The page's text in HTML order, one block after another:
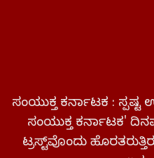
ಸಂಯುಕ್ತ ಕರ್ನಾಟಕ :
ಸಂಯುಕ್ತ ಕರ್ನಾಟಕ'
ಟ್ರಸ್ಟ್‌ವೊಂದು